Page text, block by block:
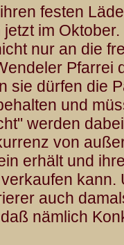
festen
im
nur an die
Pfarrei
sie dürfen die
und
werden
von
erhält und
kann.
auch
nämlich